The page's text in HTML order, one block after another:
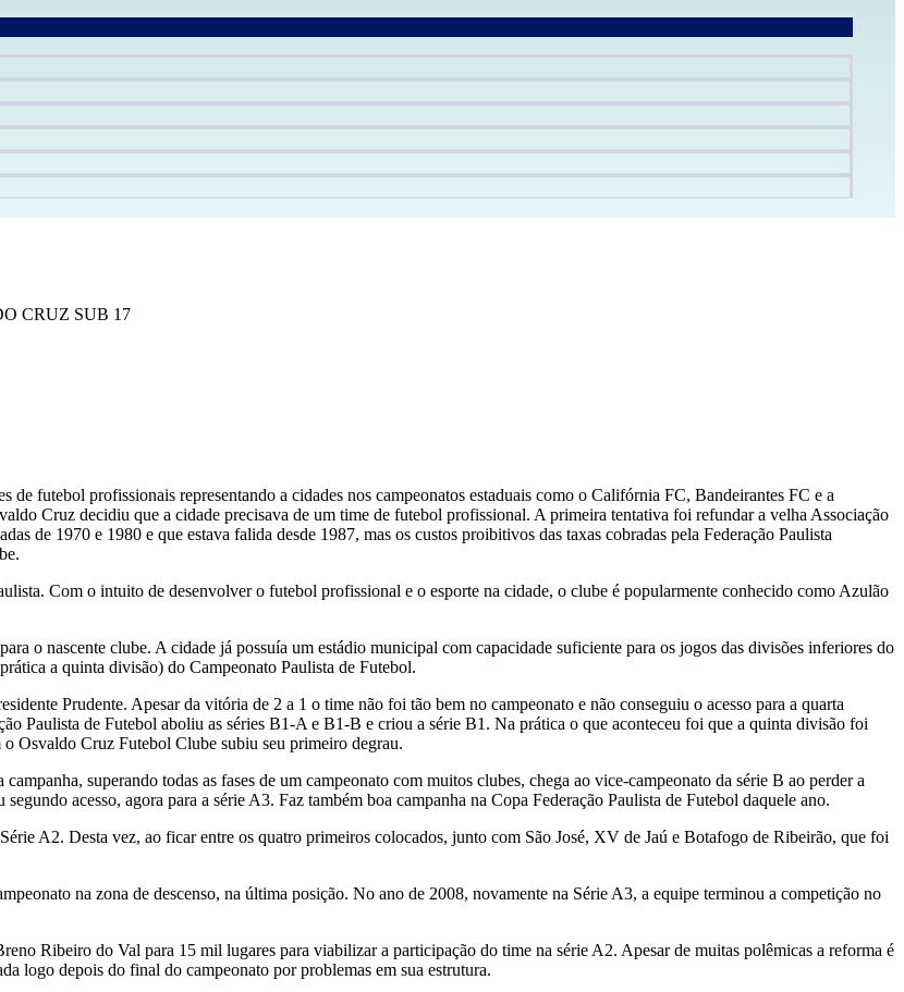
CRUZ SUB 17
futebol profissionais representando a cidades nos campeonatos estaduais como o Califórnia FC, Bandeirantes FC e a
Cruz decidiu que a cidade precisava de um time de futebol profissional. A primeira tentativa foi refundar a velha Associação
de 1970 e 1980 e que estava falida desde 1987, mas os custos proibitivos das taxas cobradas pela Federação Paulista
Com o intuito de desenvolver o futebol profissional e o esporte na cidade, o clube é popularmente conhecido como Azulão
o nascente clube. A cidade já possuía um estádio municipal com capacidade suficiente para os jogos das divisões inferiores do
a quinta divisão) do Campeonato Paulista de Futebol.
Prudente. Apesar da vitória de 2 a 1 o time não foi tão bem no campeonato e não conseguiu o acesso para a quarta
Paulista de Futebol aboliu as séries B1-A e B1-B e criou a série B1. Na prática o que aconteceu foi que a quinta divisão foi
Osvaldo Cruz Futebol Clube subiu seu primeiro degrau.
superando todas as fases de um campeonato com muitos clubes, chega ao vice-campeonato da série B ao perder a
acesso, agora para a série A3. Faz também boa campanha na Copa Federação Paulista de Futebol daquele ano.
A2. Desta vez, ao ficar entre os quatro primeiros colocados, junto com São José, XV de Jaú e Botafogo de Ribeirão, que foi
na zona de descenso, na última posição. No ano de 2008, novamente na Série A3, a equipe terminou a competição no
Ribeiro do Val para 15 mil lugares para viabilizar a participação do time na série A2. Apesar de muitas polêmicas a reforma é
logo depois do final do campeonato por problemas em sua estrutura.